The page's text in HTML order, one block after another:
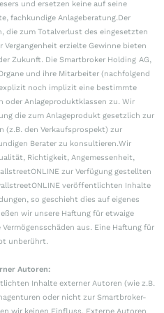
und ersetzen keine auf seine
fachkundige Anlageberatung.Der
die zum Totalverlust des eingesetzten
erzielte Gewinne bieten
Zukunft. Die Smartbroker Holding AG,
und ihre Mitarbeiter (nachfolgend
noch implizit eine bestimmte
oder Anlageproduktklassen zu. Wir
die zum Anlageprodukt gesetzlich zur
(z.B. den Verkaufsprospekt) zur
Berater zu konsultieren.Wir
Richtigkeit, Angemessenheit,
zur Verfügung gestellten
veröffentlichten Inhalte
so geschieht dies auf eigenes
wir unsere Haftung für etwaige
aus. Eine Haftung für
unberührt.
Autoren:
Inhalte externer Autoren (wie z.B.
oder nicht zur Smartbroker-